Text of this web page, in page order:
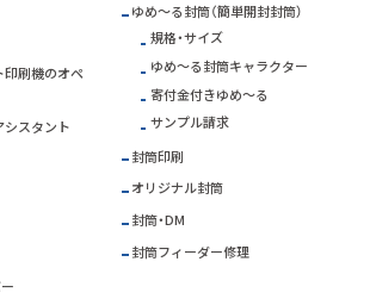
印刷機のオペ
スタント
ゆめ～る封筒（簡単開封封筒）
規格・サイズ
ゆめ～る封筒キャラクター
寄付金付きゆめ～る
サンプル請求
封筒印刷
オリジナル封筒
封筒・DM
封筒フィーダー修理